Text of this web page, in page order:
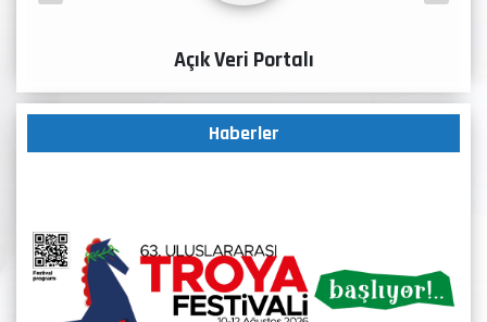
Açık Veri Portalı
Haberler